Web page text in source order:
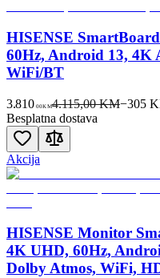
HISENSE
60Hz, Android 13, 4K
WiFi/BT
3.810 00KM4.115,00 KM−305
Besplatna dostava
Akcija
HISENSE Monitor
4K UHD, 60Hz,
Dolby Atmos, WiFi,